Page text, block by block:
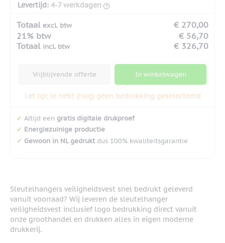
Levertijd: 4-7 werkdagen
Totaal excl. btw
€ 270,00
21% btw
€ 56,70
Totaal incl. btw € 326,70
Vrijblijvende offerte In winkelwagen
Let op: Je hebt (nog) geen bedrukking geselecteerd
✔ Altijd een gratis digitale drukproef
✔ Energiezuinige productie
✔ Gewoon in NL gedruktdus 100% kwaliteitsgarantie
Sleutelhangers veiligheidsvest snel bedrukt geleverd
vanuit voorraad? Wij leveren de sleutelhanger
veiligheidsvest inclusief logo bedrukking direct vanuit
onze groothandel en drukken alles in eigen moderne
drukkerij.